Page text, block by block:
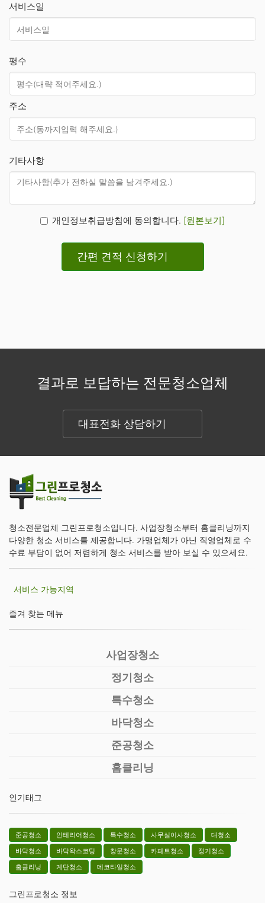
서비스일
평수
주소
기타사항
개인정보취급방침에 동의합니다. [원본보기]
간편 견적 신청하기
결과로 보답하는 전문청소업체
대표전화 상담하기
청소전문업체 그린프로청소입니다. 사업장청소부터 홈클리닝까지
다양한 청소 서비스를 제공합니다. 가맹업체가 아닌 직영업체로 수
수료 부담이 없어 저렴하게 청소 서비스를 받아 보실 수 있으세요.
서비스 가능지역
즐겨 찾는 메뉴
사업장청소
정기청소
특수청소
바닥청소
준공청소
홈클리닝
인기태그
준공청소 인테리어청소 특수청소 사무실이사청소
대청소
바닥청소
바닥왁스코팅 창문청소 카페트청소
정기청소
홈클리닝
계단청소 데코타일청소
그린프로청소 정보